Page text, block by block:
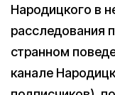
Народицкого в
расследования
странном
канале